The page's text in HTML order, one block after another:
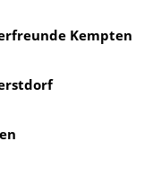
Kempten